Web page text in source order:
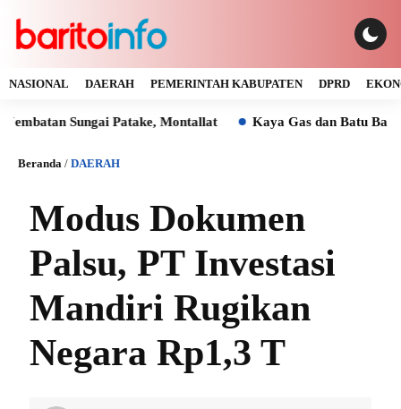
NASIONAL DAERAH PEMERINTAH KABUPATEN DPRD
Sungai Patake, Montallat Kaya Gas dan Batu Bara Malah
Beranda / DAERAH
Modus Dokumen
Palsu, PT Investasi
Mandiri Rugikan
Negara Rp1,3 T